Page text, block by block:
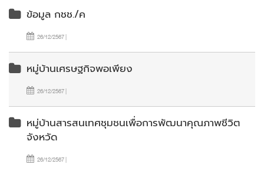
ข้อมูล กชช./ค
26/12/2567 |
หมู่บ้านเศรษฐกิจพอเพียง
26/12/2567 |
หมู่บ้านสารสนเทศชุมชนเพื่อการพัฒนาคุณภาพชีวิต
จังหวัด
26/12/2567 |